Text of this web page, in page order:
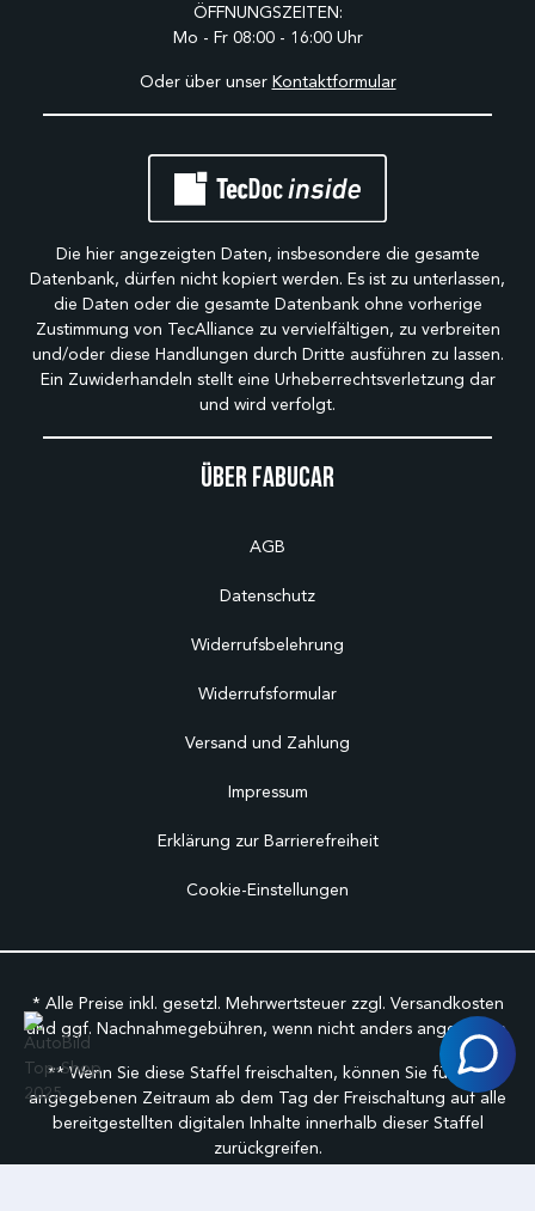
Über Fabucar
AGB
Datenschutz
Widerrufsbelehrung
Widerrufsformular
Versand und Zahlung
Impressum
Erklärung zur Barrierefreiheit
Cookie-Einstellungen
ÖFFNUNGSZEITEN:
Mo - Fr 08:00 - 16:00 Uhr
Oder über unser Kontaktformular
Die hier angezeigten Daten, insbesondere die gesamte
Datenbank, dürfen nicht kopiert werden. Es ist zu unterlassen,
die Daten oder die gesamte Datenbank ohne vorherige
Zustimmung von TecAlliance zu vervielfältigen, zu verbreiten
und/oder diese Handlungen durch Dritte ausführen zu lassen.
Ein Zuwiderhandeln stellt eine Urheberrechtsverletzung dar
und wird verfolgt.
* Alle Preise inkl. gesetzl. Mehrwertsteuer zzgl. Versandkosten
und ggf. Nachnahmegebühren, wenn nicht anders angegeben.
** Wenn Sie diese Staffel freischalten, können Sie für den
angegebenen Zeitraum ab dem Tag der Freischaltung auf alle
bereitgestellten digitalen Inhalte innerhalb dieser Staffel
zurückgreifen.